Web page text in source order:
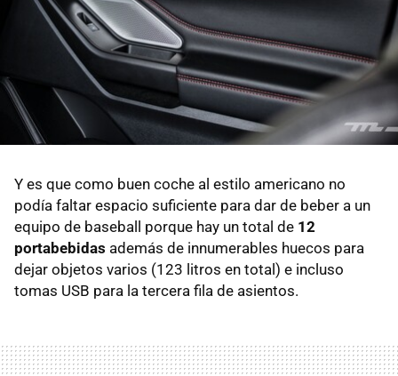
Y es que como buen coche al estilo americano no
podía faltar espacio suficiente para dar de beber a un
equipo de baseball porque hay un total de 12
portabebidas además de innumerables huecos para
dejar objetos varios (123 litros en total) e incluso
tomas USB para la tercera fila de asientos.